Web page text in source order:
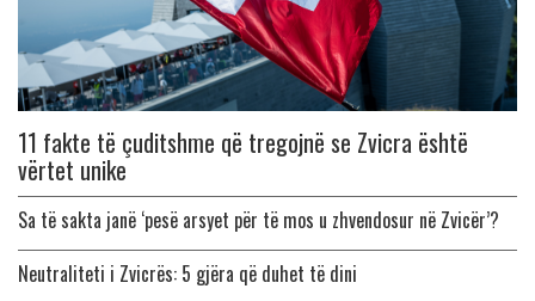
11 fakte të çuditshme që tregojnë se Zvicra është
vërtet unike
Sa të sakta janë ‘pesë arsyet për të mos u zhvendosur në Zvicër’?
Neutraliteti i Zvicrës: 5 gjëra që duhet të dini